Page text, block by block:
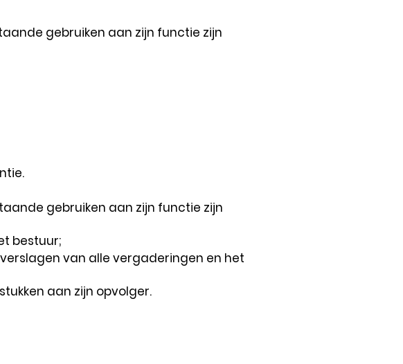
gebruiken aan zijn functie zijn
gebruiken aan zijn functie zijn
bestuur;
van alle vergaderingen en het
aan zijn opvolger.